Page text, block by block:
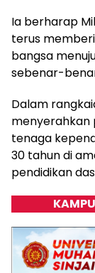
Ia berharap
terus
bangsa
sebenar-
Dalam
menyerahkan
tenaga
30 tahun di
pendidikan